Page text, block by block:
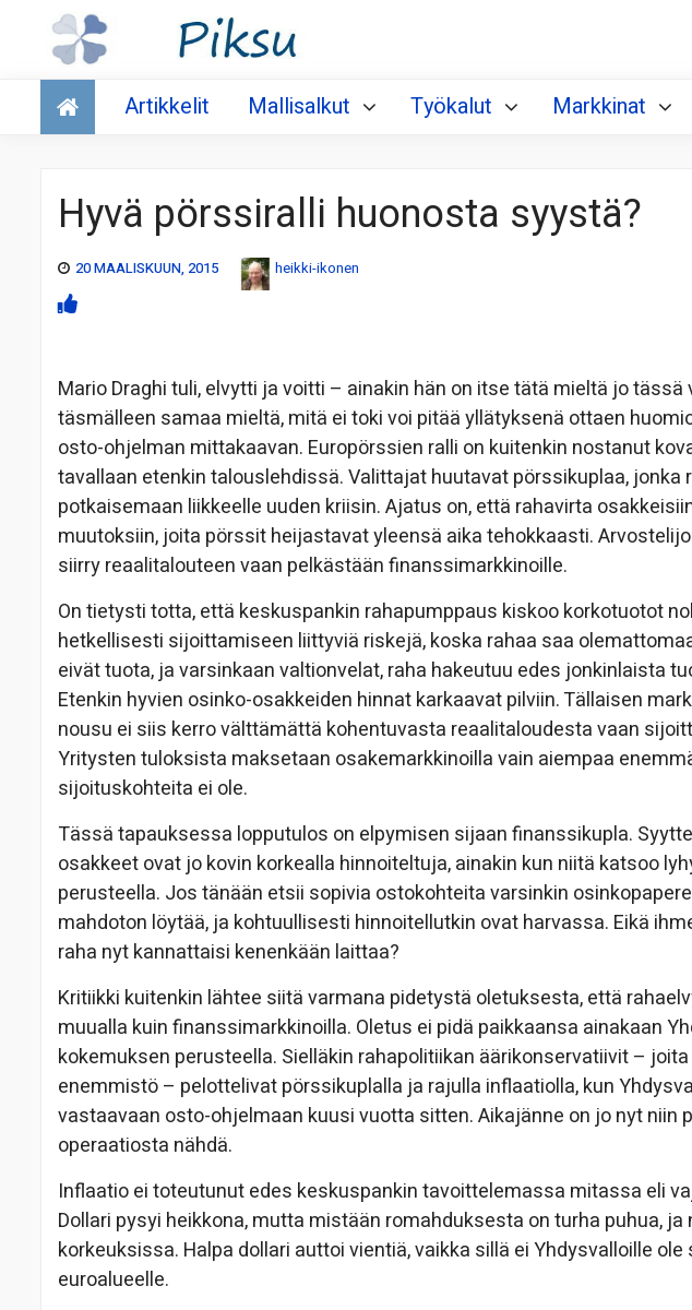
Talous
Artikkelit Mallisalkut Työkalut Markkinat
Hyvä pörssiralli huonosta syystä?
20 MAALISKUUN, 2015 heikki-ikonen
Mario Draghi tuli, elvytti ja voitti – ainakin hän on itse tätä mieltä jo
täsmälleen samaa mieltä, mitä ei toki voi pitää yllätyksenä ottaen
osto-ohjelman mittakaavan. Europörssien ralli on kuitenkin nostanut
tavallaan etenkin talouslehdissä. Valittajat huutavat pörssikuplaa, jonka
potkaisemaan liikkeelle uuden kriisin. Ajatus on, että rahavirta
muutoksiin, joita pörssit heijastavat yleensä aika tehokkaasti.
siirry reaalitalouteen vaan pelkästään finanssimarkkinoille.
On tietysti totta, että keskuspankin rahapumppaus kiskoo korkotuotot
hetkellisesti sijoittamiseen liittyviä riskejä, koska rahaa saa
eivät tuota, ja varsinkaan valtionvelat, raha hakeutuu edes jonkinlaista
Etenkin hyvien osinko-osakkeiden hinnat karkaavat pilviin. Tällaisen
nousu ei siis kerro välttämättä kohentuvasta reaalitaloudesta vaan
Yritysten tuloksista maksetaan osakemarkkinoilla vain aiempaa
sijoituskohteita ei ole.
Tässä tapauksessa lopputulos on elpymisen sijaan finanssikupla.
osakkeet ovat jo kovin korkealla hinnoiteltuja, ainakin kun niitä katsoo
perusteella. Jos tänään etsii sopivia ostokohteita varsinkin
mahdoton löytää, ja kohtuullisesti hinnoitellutkin ovat harvassa. Eikä
raha nyt kannattaisi kenenkään laittaa?
Kritiikki kuitenkin lähtee siitä varmana pidetystä oletuksesta, että
muualla kuin finanssimarkkinoilla. Oletus ei pidä paikkaansa ainakaan
kokemuksen perusteella. Sielläkin rahapolitiikan äärikonservatiivit –
enemmistö – pelottelivat pörssikuplalla ja rajulla inflaatiolla, kun
vastaavaan osto-ohjelmaan kuusi vuotta sitten. Aikajänne on jo nyt niin
operaatiosta nähdä.
Inflaatio ei toteutunut edes keskuspankin tavoittelemassa mitassa eli
Dollari pysyi heikkona, mutta mistään romahduksesta on turha puhua,
korkeuksissa. Halpa dollari auttoi vientiä, vaikka sillä ei Yhdysvalloille
euroalueelle.